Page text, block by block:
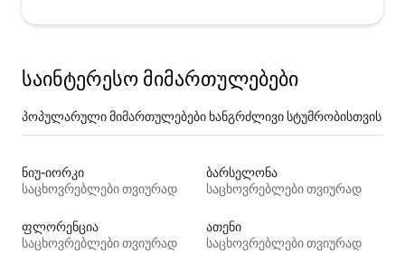
საინტერესო მიმართულებები
პოპულარული მიმართულებები ხანგრძლივი სტუმრობისთვის
ნიუ-იორკი
საცხოვრებლები თვიურად
ბარსელონა
საცხოვრებლები თვიურად
ფლორენცია
საცხოვრებლები თვიურად
ათენი
საცხოვრებლები თვიურად